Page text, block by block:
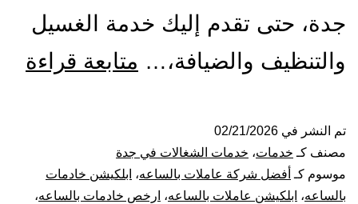
جدة، حتى تقدم إليك خدمة الغسيل
والتنظيف والضيافة،… متابعة قراءة
تم النشر في 02/21/2026
مصنف كـ خدمات، خدمات الشغالات في جدة
موسوم كـ أفضل شركة عاملات بالساعه، ابلكيشن خادمات
بالساعه، ابلكيشن عاملات بالساعه، ارخص خادمات بالساعه،